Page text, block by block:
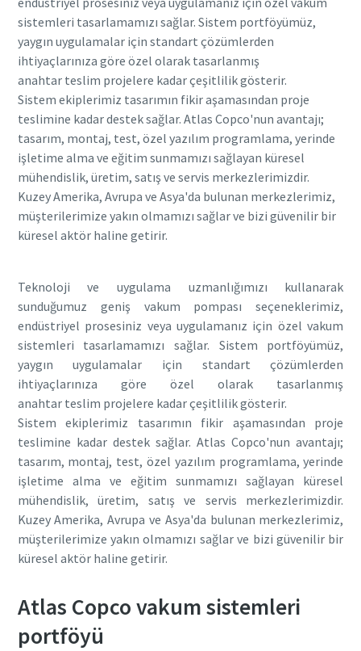
sistemleri tasarlamamızı sağlar. Sistem portföyümüz,
yaygın uygulamalar için standart çözümlerden
ihtiyaçlarınıza göre özel olarak tasarlanmış
anahtar teslim projelere kadar çeşitlilik gösterir.
Sistem ekiplerimiz tasarımın fikir aşamasından proje
teslimine kadar destek sağlar. Atlas Copco'nun avantajı;
tasarım, montaj, test, özel yazılım programlama, yerinde
işletime alma ve eğitim sunmamızı sağlayan küresel
mühendislik, üretim, satış ve servis merkezlerimizdir.
Kuzey Amerika, Avrupa ve Asya'da bulunan merkezlerimiz,
müşterilerimize yakın olmamızı sağlar ve bizi güvenilir bir
küresel aktör haline getirir.
Teknoloji ve uygulama uzmanlığımızı kullanarak
sunduğumuz geniş vakum pompası seçeneklerimiz,
endüstriyel prosesiniz veya uygulamanız için özel vakum
sistemleri tasarlamamızı sağlar. Sistem portföyümüz,
yaygın uygulamalar için standart çözümlerden
ihtiyaçlarınıza göre özel olarak tasarlanmış
anahtar teslim projelere kadar çeşitlilik gösterir.
Sistem ekiplerimiz tasarımın fikir aşamasından proje
teslimine kadar destek sağlar. Atlas Copco'nun avantajı;
tasarım, montaj, test, özel yazılım programlama, yerinde
işletime alma ve eğitim sunmamızı sağlayan küresel
mühendislik, üretim, satış ve servis merkezlerimizdir.
Kuzey Amerika, Avrupa ve Asya'da bulunan merkezlerimiz,
müşterilerimize yakın olmamızı sağlar ve bizi güvenilir bir
küresel aktör haline getirir.
Atlas Copco vakum sistemleri
portföyü